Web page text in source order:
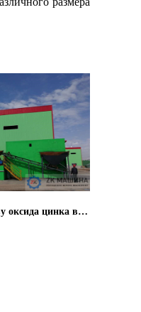
Проект по производству оксида цинка в Нинся Чжуннин